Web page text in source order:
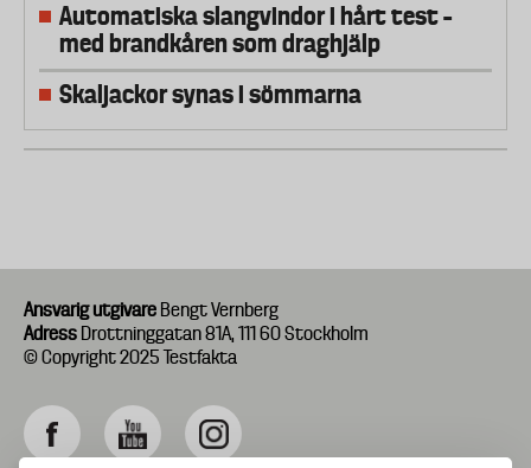
Automatiska slangvindor i hårt test –
med brandkåren som draghjälp
Skaljackor synas i sömmarna
Ansvarig utgivare Bengt Vernberg
Adress Drottninggatan 81A, 111 60 Stockholm
© Copyright 2025 Testfakta